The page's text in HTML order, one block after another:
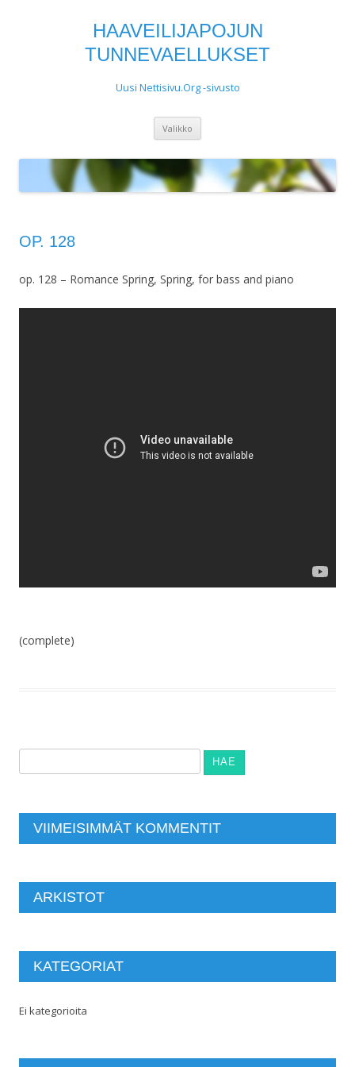
HAAVEILIJAPOJUN
TUNNEVAELLUKSET
Uusi Nettisivu.Org -sivusto
Valikko
OP. 128
op. 128 – Romance Spring, Spring, for bass and piano
(complete)
VIIMEISIMMÄT KOMMENTIT
ARKISTOT
KATEGORIAT
Ei kategorioita